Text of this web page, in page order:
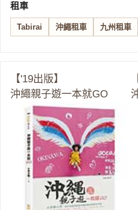
租車
Tabirai 沖繩租車 九州租車
【'19出版】
沖繩親子遊一本就GO